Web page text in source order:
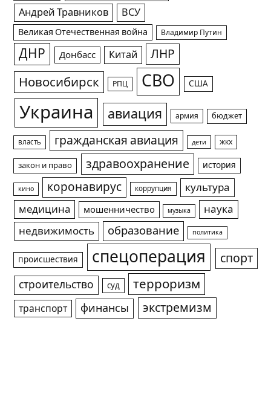
Андрей Травников ВСУ
Великая Отечественная война Владимир Путин
ДНР Донбасс Китай ЛНР
Новосибирск РПЦ СВО США
Украина авиация армия бюджет
власть гражданская авиация дети жкх
закон и право здравоохранение история
кино коронавирус коррупция
культура
медицина
мошенничество музыка
наука
недвижимость
образование политика
происшествия спецоперация спорт
строительство суд терроризм
транспорт финансы экстремизм